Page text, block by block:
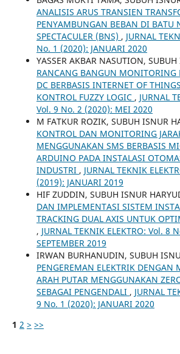
ANALISIS ARUS TRANSIEN
PENYAMBUNGAN BEBAN DI BATU
SPECTACULER (BNS) , JURNAL
No. 1 (2020): JANUARI 2020
YASSER AKBAR NASUTION,
RANCANG BANGUN MONITORING
DC BERBASIS INTERNET OF
KONTROL FUZZY LOGIC , JURNAL
Vol. 9 No. 2 (2020): MEI 2020
M FATKUR ROZIK, SUBUH ISNUR
KONTROL DAN MONITORING
MENGGUNAKAN SMS BERBASIS
ARDUINO PADA INSTALASI
INDUSTRI , JURNAL TEKNIK
(2019): JANUARI 2019
HIF ZUDDIN, SUBUH ISNUR
DAN IMPLEMENTASI SISTEM
TRACKING DUAL AXIS UNTUK
, JURNAL TEKNIK ELEKTRO: Vol. 8
SEPTEMBER 2019
IRWAN BURHANUDIN, SUBUH
PENGEREMAN ELEKTRIK DENGAN
ARAH PUTAR MENGGUNAKAN
SEBAGAI PENGENDALI , JURNAL
9 No. 1 (2020): JANUARI 2020
1 2 > >>